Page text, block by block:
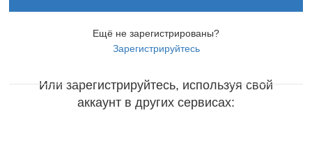
Ещё не зарегистрированы?
Зарегистрируйтесь
Или зарегистрируйтесь, используя свой
аккаунт в других сервисах: